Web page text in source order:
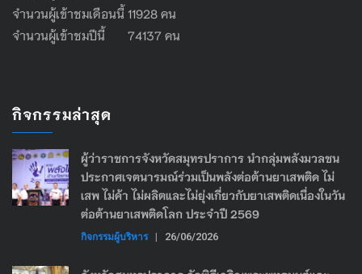
จำนวนผู้เข้าชมเดือนนี้ 11928 คน
จำนวนผู้เข้าชมปีนี้ 74137 คน
กิจกรรมล่าสุด
ผู้ว่าราชการจังหวัดสมุทรปราการ นำกลุ่มพลังมวลชน
ประกาศเจตนารมณ์ร่วมเป็นพลังต่อต้านยาเสพติด ไม่
เสพ ไม่ค้า ไม่ผลิตและไม่ยุ่งเกี่ยวกับยาเสพติดเนื่องในวัน
ต่อต้านยาเสพติดโลก ประจำปี 2569
กิจกรรมผู้บริหาร | 26/06/2026